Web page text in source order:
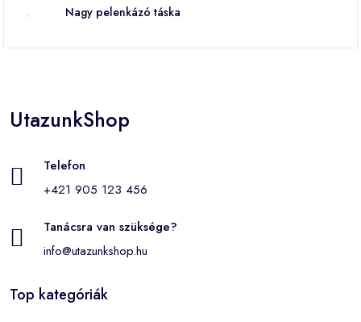
Nagy pelenkázó táska
UtazunkShop
Telefon
+421 905 123 456
Tanácsra van szüksége?
info@utazunkshop.hu
Top kategóriák